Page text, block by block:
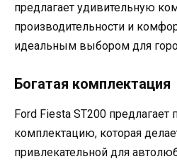
предлагает удивительную
производительности и
идеальным выбором для
Богатая комплектация
Ford Fiesta ST200
комплектацию, которая
привлекательной для